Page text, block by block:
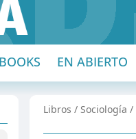
EN ABIERTO
Libros / Sociología /